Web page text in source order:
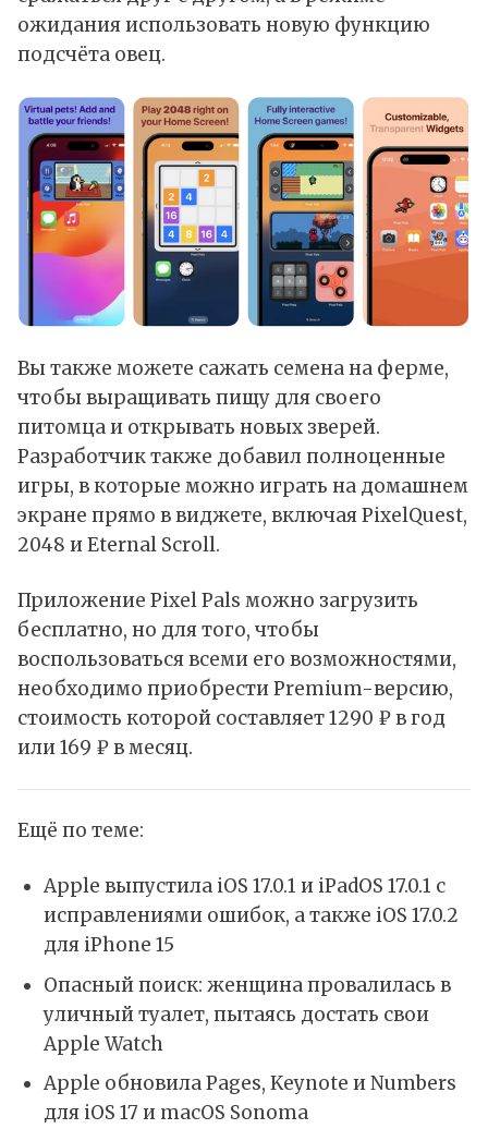
ожидания использовать новую функцию
подсчёта овец.
Вы также можете сажать семена на ферме,
чтобы выращивать пищу для своего
питомца и открывать новых зверей.
Разработчик также добавил полноценные
игры, в которые можно играть на домашнем
экране прямо в виджете, включая PixelQuest,
2048 и Eternal Scroll.
Приложение Pixel Pals можно загрузить
бесплатно, но для того, чтобы
воспользоваться всеми его возможностями,
необходимо приобрести Premium-версию,
стоимость которой составляет 1290 ₽ в год
или 169 ₽ в месяц.
Ещё по теме:
Apple выпустила iOS 17.0.1 и iPadOS 17.0.1 с
исправлениями ошибок, а также iOS 17.0.2
для iPhone 15
Опасный поиск: женщина провалилась в
уличный туалет, пытаясь достать свои
Apple Watch
Apple обновила Pages, Keynote и Numbers
для iOS 17 и macOS Sonoma